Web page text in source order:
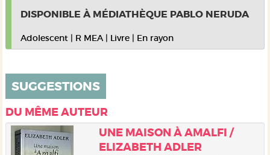
DISPONIBLE À MÉDIATHÈQUE PABLO NERUDA
Adolescent | R MEA | Livre | En rayon
SUGGESTIONS
DU MÊME AUTEUR
UNE MAISON À AMALFI /
ELIZABETH ADLER